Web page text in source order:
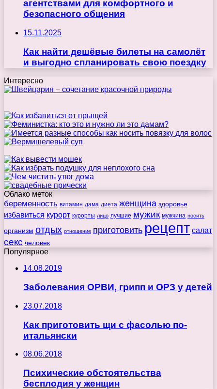
агентствами для комфортного и
безопасного общения
15.11.2025
Как найти дешёвые билеты на самолёт
и выгодно спланировать свою поездку
Интересно
Облако меток
беременность витамин дама диета женщина здоровье
избавиться курорт курорты лицо лучшие мужик мужчина носить
организм отдых отношение приготовить рецепт салат
секс человек
Популярное
14.08.2019
Заболевания ОРВИ, грипп и ОРЗ у детей
23.07.2018
Как приготовить щи с фасолью по-
итальянски
08.06.2018
Психические обстоятельства
бесплодия у женщин